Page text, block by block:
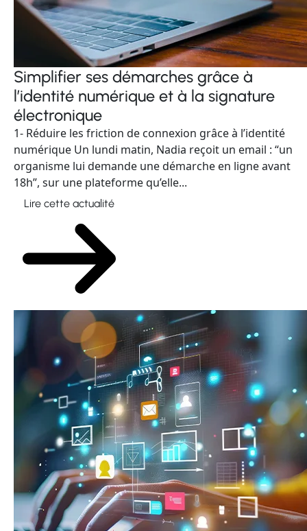
Simplifier ses démarches grâce à
l’identité numérique et à la signature
électronique
1- Réduire les friction de connexion grâce à l’identité
numérique Un lundi matin, Nadia reçoit un email : “un
organisme lui demande une démarche en ligne avant
18h”, sur une plateforme qu’elle...
Lire cette actualité